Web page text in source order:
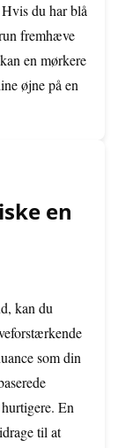
du har blå
fremhæve
en mørkere
øjne på en
en
kan du
som din
En
til at